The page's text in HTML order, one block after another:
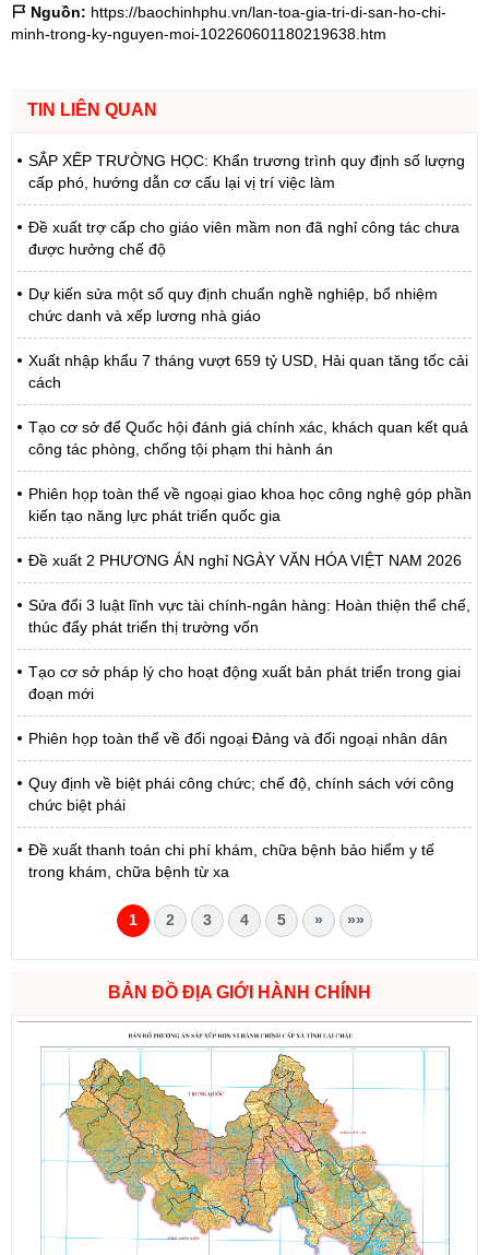
Nguồn: https://baochinhphu.vn/lan-toa-gia-tri-di-san-ho-chi-
minh-trong-ky-nguyen-moi-102260601180219638.htm
TIN LIÊN QUAN
SẮP XẾP TRƯỜNG HỌC: Khẩn trương trình quy định số lượng
cấp phó, hướng dẫn cơ cấu lại vị trí việc làm
Đề xuất trợ cấp cho giáo viên mầm non đã nghỉ công tác chưa
được hưởng chế độ
Dự kiến sửa một số quy định chuẩn nghề nghiệp, bổ nhiệm
chức danh và xếp lương nhà giáo
Xuất nhập khẩu 7 tháng vượt 659 tỷ USD, Hải quan tăng tốc cải
cách
Tạo cơ sở để Quốc hội đánh giá chính xác, khách quan kết quả
công tác phòng, chống tội phạm thi hành án
Phiên họp toàn thể về ngoại giao khoa học công nghệ góp phần
kiến tạo năng lực phát triển quốc gia
Đề xuất 2 PHƯƠNG ÁN nghỉ NGÀY VĂN HÓA VIỆT NAM 2026
Sửa đổi 3 luật lĩnh vực tài chính-ngân hàng: Hoàn thiện thể chế,
thúc đẩy phát triển thị trường vốn
Tạo cơ sở pháp lý cho hoạt động xuất bản phát triển trong giai
đoạn mới
Phiên họp toàn thể về đối ngoại Đảng và đối ngoại nhân dân
Quy định về biệt phái công chức; chế độ, chính sách với công
chức biệt phái
Đề xuất thanh toán chi phí khám, chữa bệnh bảo hiểm y tế
trong khám, chữa bệnh từ xa
1 2 3 4 5 » »»
BẢN ĐỒ ĐỊA GIỚI HÀNH CHÍNH
6731/UBND-KTN
(Công văn V/v triển khai thực hiện Nghị định số
303/2026/NĐ-CP ngày 01/8/2026 của Chính phủ sửa đổi, bổ
sung một số điều của Nghị định số 32/2024/NĐ-CP ngày